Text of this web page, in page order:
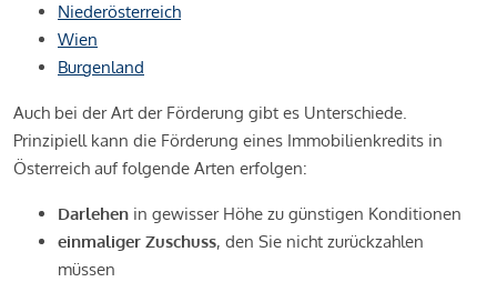
Niederösterreich
Wien
Burgenland
Auch bei der Art der Förderung gibt es Unterschiede.
Prinzipiell kann die Förderung eines Immobilienkredits in
Österreich auf folgende Arten erfolgen:
Darlehen in gewisser Höhe zu günstigen Konditionen
einmaliger Zuschuss, den Sie nicht zurückzahlen
müssen